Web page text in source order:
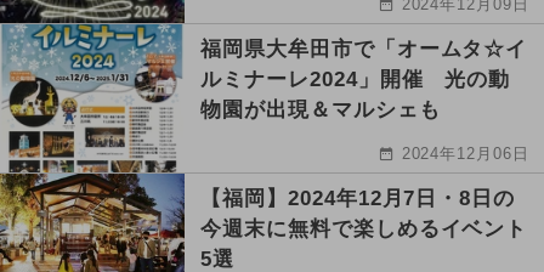
2024年12月09日
福岡県大牟田市で「オームタ☆イ
ルミナーレ2024」開催 光の動
物園が出現＆マルシェも
2024年12月06日
【福岡】2024年12月7日・8日の
今週末に無料で楽しめるイベント
5選